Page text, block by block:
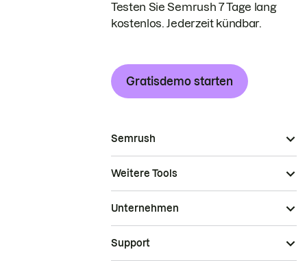
Testen Sie Semrush 7 Tage lang
kostenlos. Jederzeit kündbar.
Gratisdemo starten
Semrush
Weitere Tools
Unternehmen
Support